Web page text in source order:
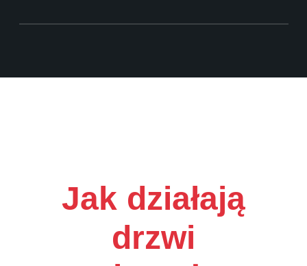
Jak działają
drzwi